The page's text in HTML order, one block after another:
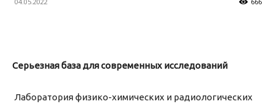
Серьезная база для современных исследований
Лаборатория физико-химических и радиологических